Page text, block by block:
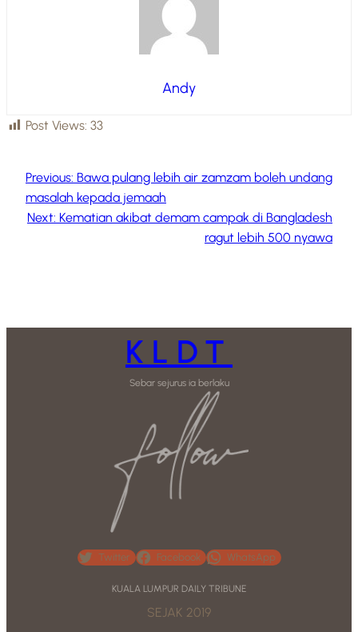
Andy
Post Views: 33
Previous: Bawa pulang lebih air zamzam boleh undang
masalah kepada jemaah
Next: Kematian akibat demam campak di Bangladesh
ragut lebih 500 nyawa
KLDT
Sebar sejurus ia berlaku
Twitter Facebook WhatsApp
KUALA LUMPUR DAILY TRIBUNE
SEJAK 2019